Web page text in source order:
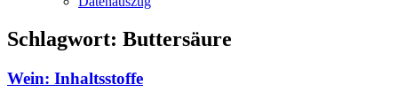
Schlagwort: Buttersäure
Wein: Inhaltsstoffe